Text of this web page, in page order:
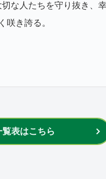
な人たちを守り抜き、
咲き誇る。
表はこちら